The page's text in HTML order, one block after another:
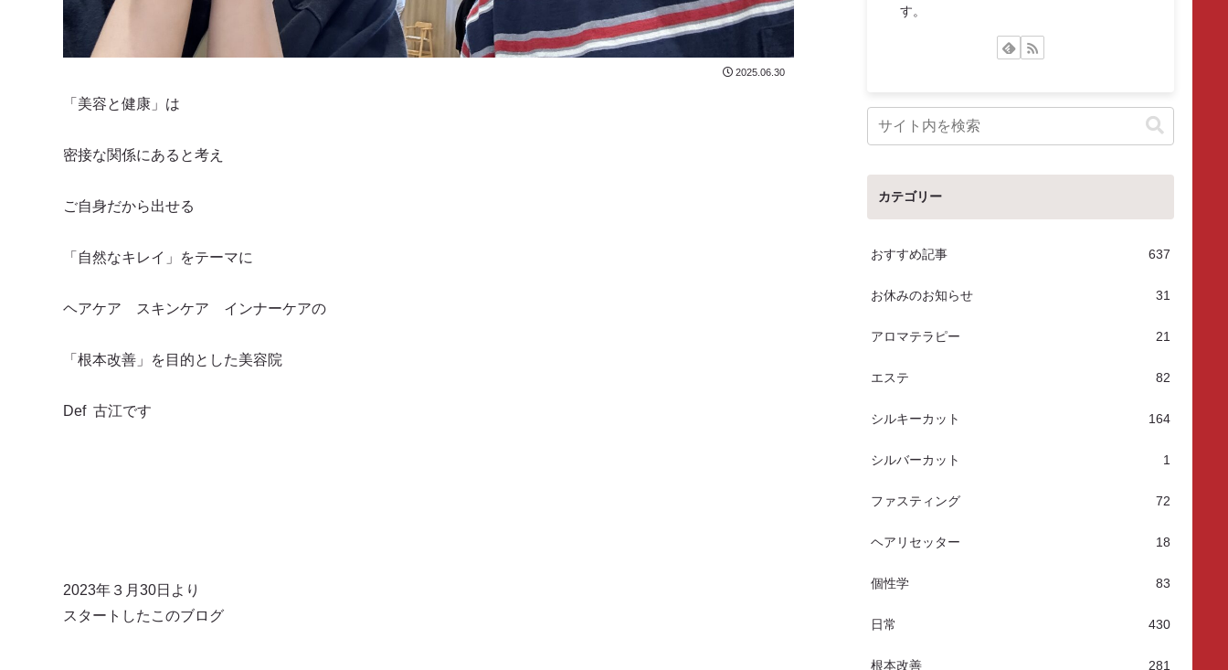
2025.06.30
「美容と健康」は
密接な関係にあると考え
ご自身だから出せる
「自然なキレイ」をテーマに
ヘアケア スキンケア インナーケアの
「根本改善」を目的とした美容院
Def 古江です
2023年３月30日より
スタートしたこのブログ
す。
カテゴリー
おすすめ記事 637
お休みのお知らせ 31
アロマテラピー 21
エステ 82
シルキーカット 164
シルバーカット 1
ファスティング 72
ヘアリセッター 18
個性学 83
日常 430
根本改善 281